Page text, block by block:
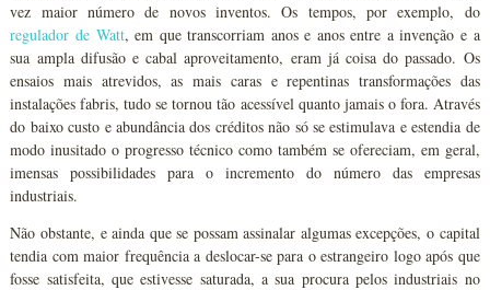
vez maior número de novos inventos. Os tempos, por exemplo, do
regulador de Watt, em que transcorriam anos e anos entre a invenção e a
sua ampla difusão e cabal aproveitamento, eram já coisa do passado. Os
ensaios mais atrevidos, as mais caras e repentinas transformações das
instalações fabris, tudo se tornou tão acessível quanto jamais o fora. Através
do baixo custo e abundância dos créditos não só se estimulava e estendia de
modo inusitado o progresso técnico como também se ofereciam, em geral,
imensas possibilidades para o incremento do número das empresas
industriais.
Não obstante, e ainda que se possam assinalar algumas excepções, o capital
tendia com maior frequência a deslocar-se para o estrangeiro logo após que
fosse satisfeita, que estivesse saturada, a sua procura pelos industriais no